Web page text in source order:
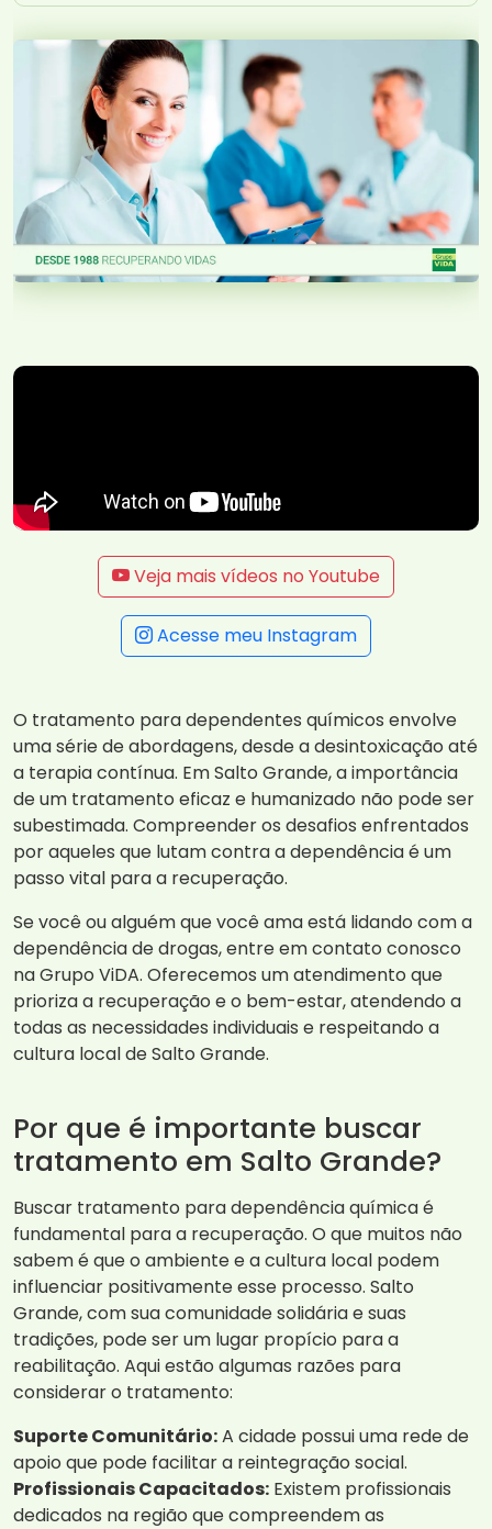
Veja mais vídeos no Youtube
Acesse meu Instagram
O tratamento para dependentes químicos envolve
uma série de abordagens, desde a desintoxicação até
a terapia contínua. Em Salto Grande, a importância
de um tratamento eficaz e humanizado não pode ser
subestimada. Compreender os desafios enfrentados
por aqueles que lutam contra a dependência é um
passo vital para a recuperação.
Se você ou alguém que você ama está lidando com a
dependência de drogas, entre em contato conosco
na Grupo ViDA. Oferecemos um atendimento que
prioriza a recuperação e o bem-estar, atendendo a
todas as necessidades individuais e respeitando a
cultura local de Salto Grande.
Por que é importante buscar
tratamento em Salto Grande?
Buscar tratamento para dependência química é
fundamental para a recuperação. O que muitos não
sabem é que o ambiente e a cultura local podem
influenciar positivamente esse processo. Salto
Grande, com sua comunidade solidária e suas
tradições, pode ser um lugar propício para a
reabilitação. Aqui estão algumas razões para
considerar o tratamento:
Suporte Comunitário:A cidade possui uma rede de
apoio que pode facilitar a reintegração social.
Profissionais Capacitados: Existem profissionais
dedicados na região que compreendem as